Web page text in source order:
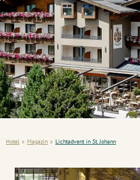
Hotel » Magazin » Lichtadvent in St. Johann